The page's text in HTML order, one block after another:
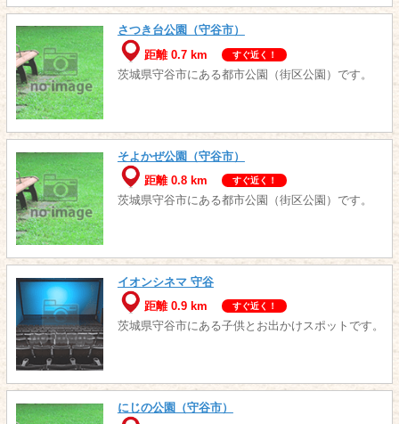
さつき台公園（守谷市）
距離 0.7 km
すぐ近く！
茨城県守谷市にある都市公園（街区公園）です。
そよかぜ公園（守谷市）
距離 0.8 km
すぐ近く！
茨城県守谷市にある都市公園（街区公園）です。
イオンシネマ 守谷
距離 0.9 km
すぐ近く！
茨城県守谷市にある子供とお出かけスポットです。
にじの公園（守谷市）